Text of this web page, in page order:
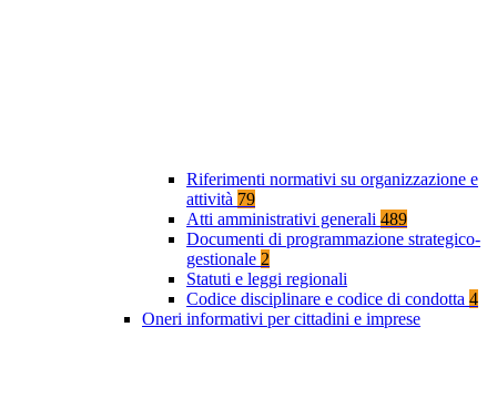
Riferimenti normativi su organizzazione e
attività 79
Atti amministrativi generali 489
Documenti di programmazione strategico-
gestionale 2
Statuti e leggi regionali
Codice disciplinare e codice di condotta 4
Oneri informativi per cittadini e imprese